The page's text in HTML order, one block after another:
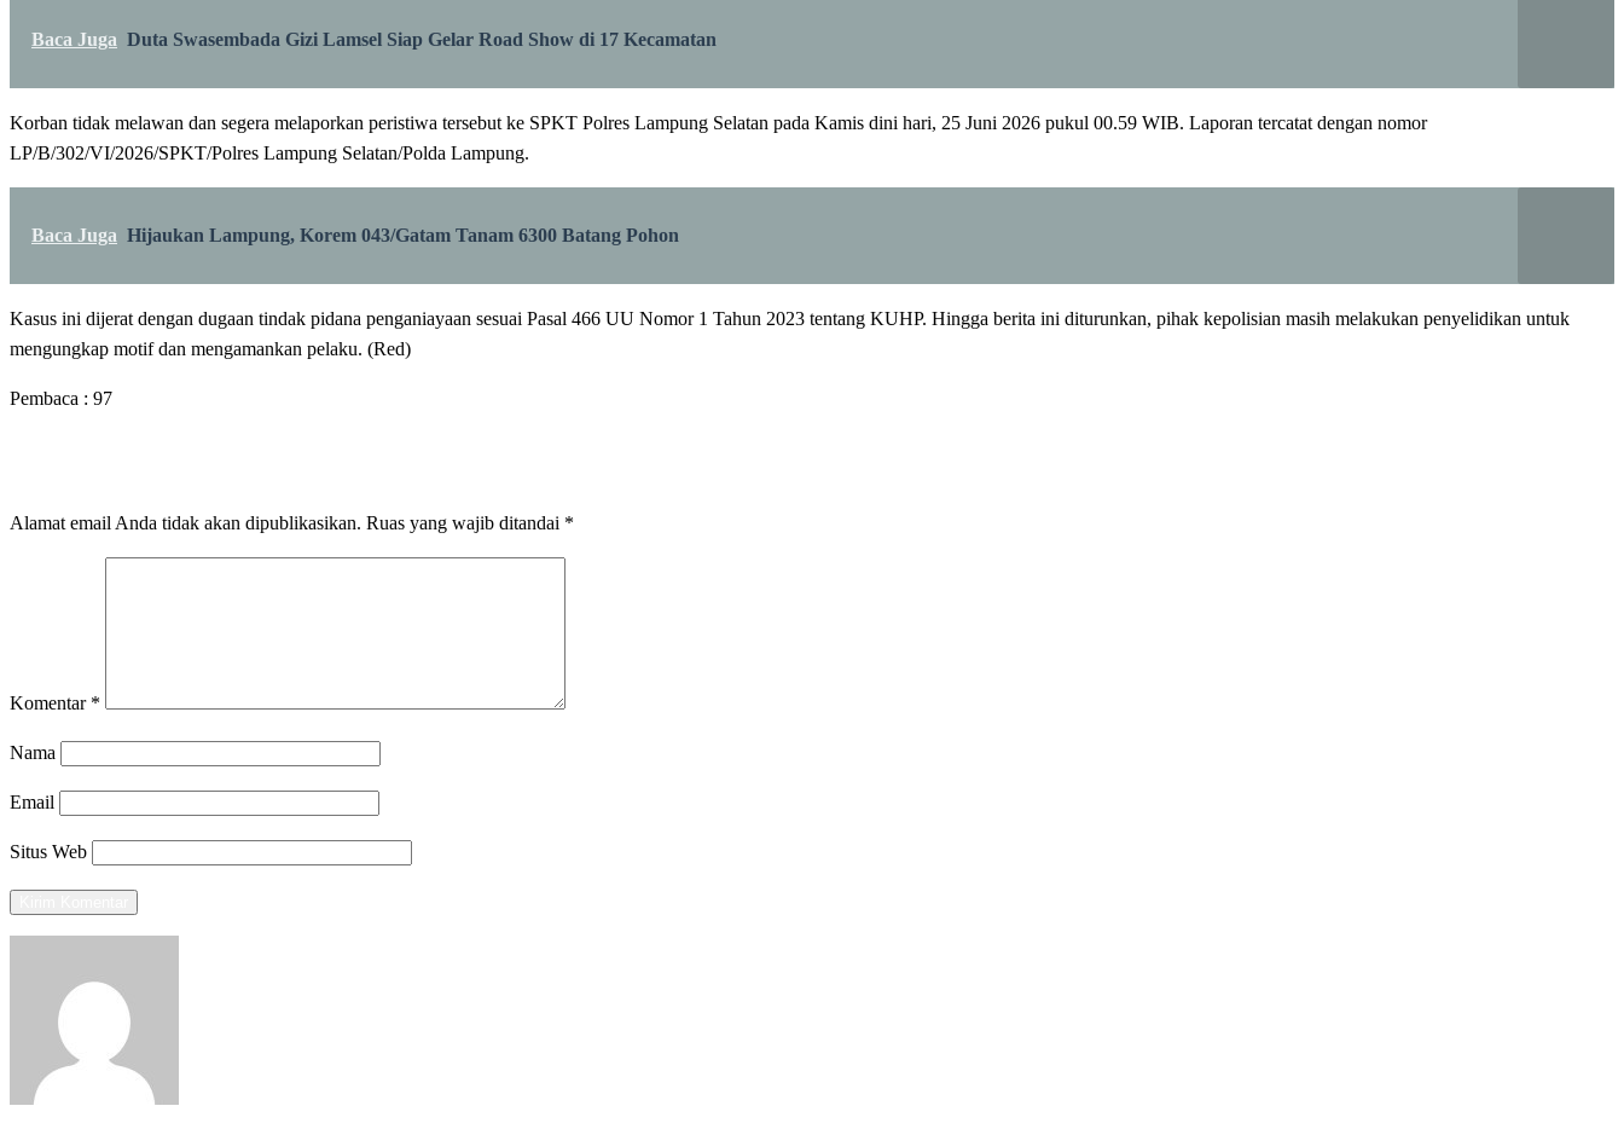
Baca Juga Duta Swasembada Gizi Lamsel Siap Gelar Road Show di 17 Kecamatan
Korban tidak melawan dan segera melaporkan peristiwa tersebut ke SPKT Polres Lampung Selatan pada Kamis dini hari, 25 Juni 2026 pukul 00.59 WIB. Laporan tercatat dengan nomor
LP/B/302/VI/2026/SPKT/Polres Lampung Selatan/Polda Lampung.
Baca Juga Hijaukan Lampung, Korem 043/Gatam Tanam 6300 Batang Pohon
Kasus ini dijerat dengan dugaan tindak pidana penganiayaan sesuai Pasal 466 UU Nomor 1 Tahun 2023 tentang KUHP. Hingga berita ini diturunkan, pihak kepolisian masih melakukan penyelidikan untuk
mengungkap motif dan mengamankan pelaku. (Red)
Pembaca : 97
Alamat email Anda tidak akan dipublikasikan. Ruas yang wajib ditandai *
Komentar *
Nama
Email
Situs Web